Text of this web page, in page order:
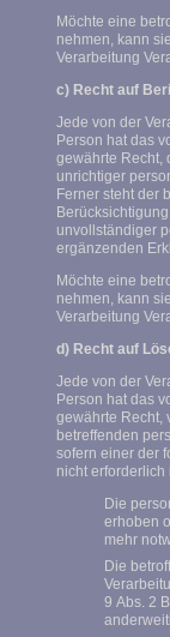
Möchte eine
nehmen, kann
Verarbeitung
c) Recht auf
Jede von der
Person hat das
gewährte Recht,
unrichtiger
Ferner steht der
unvollständiger
ergänzenden
Möchte eine
nehmen, kann
Verarbeitung
d) Recht auf
Jede von der
Person hat das
gewährte Recht,
betreffenden
sofern einer der
nicht erforderlich
Die
erhoben
mehr
Die
9 Abs. 2